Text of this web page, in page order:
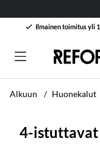
Ilmainen toimitus yli
Alkuun Huonekalut
4-istuttavat